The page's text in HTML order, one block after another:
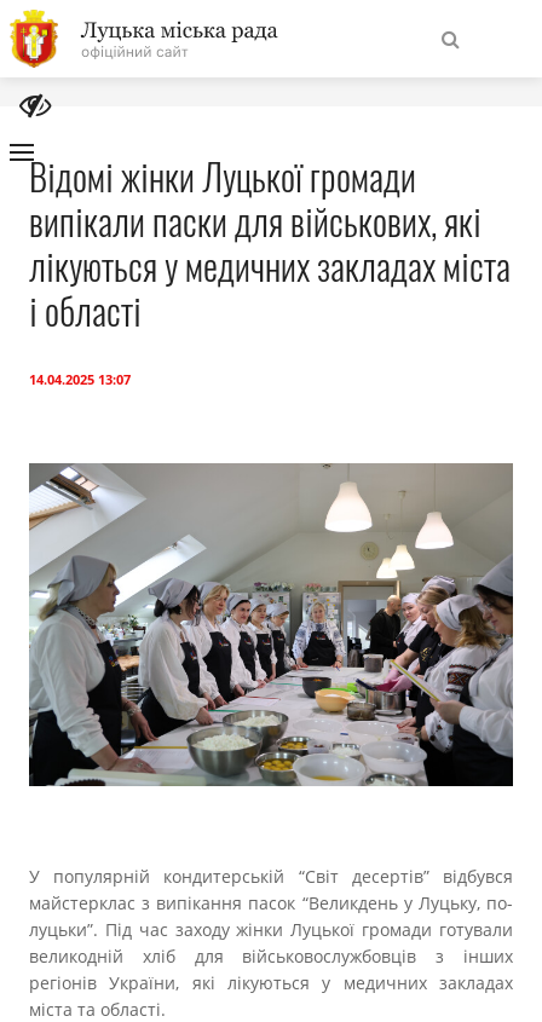
На
головну
Навігація
сайту
Про місто
Міська влада
Публічна інформація
Прозорість влади
Документи
Відомі жінки Луцької громади
випікали паски для військових, які
лікуються у медичних закладах міста
і області
14.04.2025 13:07
У популярній кондитерській “Світ десертів” відбувся
майстерклас з випікання пасок “Великдень у Луцьку, по-
луцьки”. Під час заходу жінки Луцької громади готували
великодній хліб для військовослужбовців з інших
регіонів України, які лікуються у медичних закладах
міста та області.